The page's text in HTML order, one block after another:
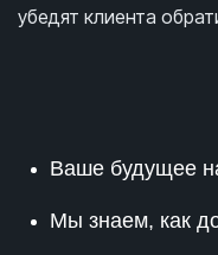
убедят клиента
Ваше будущее
Мы знаем, как